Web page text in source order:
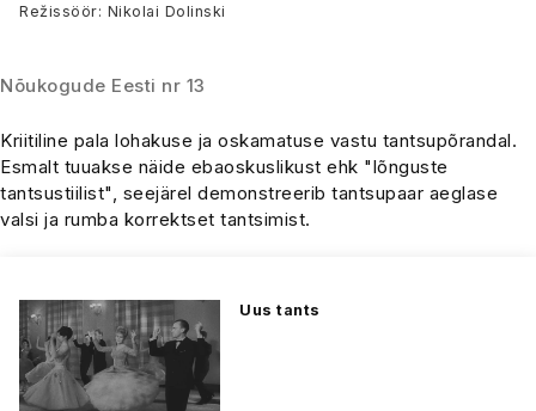
Režissöör: Nikolai Dolinski
Nõukogude Eesti nr 13
Kriitiline pala lohakuse ja oskamatuse vastu tantsupõrandal.
Esmalt tuuakse näide ebaoskuslikust ehk "lõnguste
tantsustiilist", seejärel demonstreerib tantsupaar aeglase
valsi ja rumba korrektset tantsimist.
Uus tants